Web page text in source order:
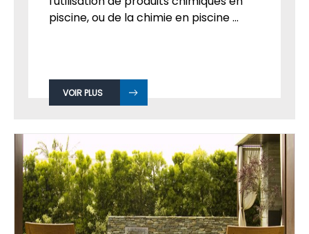
piscine, ou de la chimie en piscine ...
VOIR PLUS